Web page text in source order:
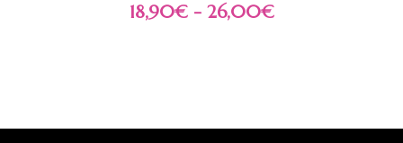
18,90€ - 26,00€